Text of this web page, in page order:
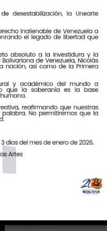
Últimas